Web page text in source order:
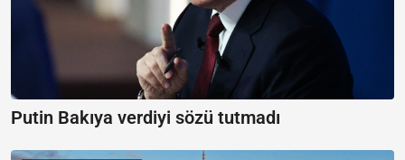
Putin Bakıya verdiyi sözü tutmadı